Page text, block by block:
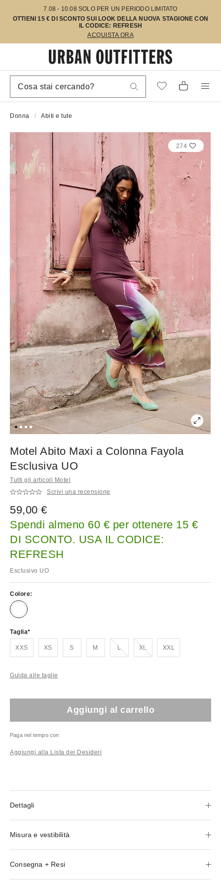
7.08 - 10.08 SOLO PER UN PERIODO LIMITATO
OTTIENI 15 € DI SCONTO SUI LOOK DELLA NUOVA STAGIONE CON
IL CODICE: REFRESH
ACQUISTA ORA
Donna Abiti e tute
274
Motel Abito Maxi a Colonna Fayola
Esclusiva UO
Tutti gli articoli Motel
Scrivi una recensione
59,00 €
Spendi almeno 60 € per ottenere 15 €
DI SCONTO. USA IL CODICE:
REFRESH
Esclusivo UO
Colore:
Taglia
XXS XS S M LEsaurito!
XLEsaurito!XXL
Guida alle taglie
Aggiungi al carrello
Paga nel tempo con
Aggiungi alla Lista dei Desideri
Dettagli
Misura e vestibilità
Consegna + Resi